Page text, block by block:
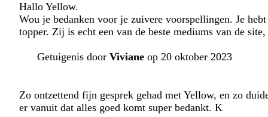
Hallo Yellow.
Wou je bedanken voor je zuivere voorspellingen. Je
topper. Zij is echt een van de beste mediums van de
Getuigenis door Viviane op 20 oktober 2023
Zo ontzettend fijn gesprek gehad met Yellow, en zo
er vanuit dat alles goed komt super bedankt. K